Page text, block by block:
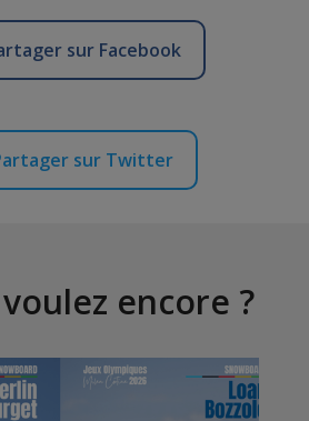
sur Facebook
sur Twitter
encore ?